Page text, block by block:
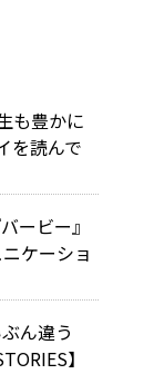
も豊かに
を読んで
ービー』
ケーショ
ん違う
】